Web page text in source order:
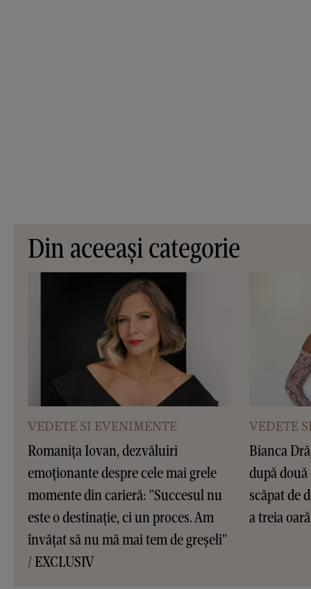
Din aceeași categorie
VEDETE SI EVENIMENTE
Romanița Iovan, dezvăluiri
emoționante despre cele mai grele
momente din carieră: "Succesul nu
este o destinație, ci un proces. Am
învățat să nu mă mai tem de greșeli"
/ EXCLUSIV
VEDETE
Bianca
după
scăpat de
a treia